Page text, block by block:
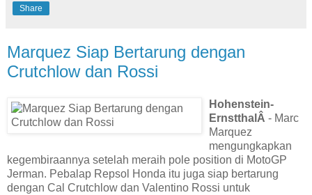
Share
Marquez Siap Bertarung dengan
Crutchlow dan Rossi
Hohenstein-
ErnstthalÂ - Marc
Marquez
mengungkapkan
kegembiraannya setelah meraih pole position di MotoGP
Jerman. Pebalap Repsol Honda itu juga siap bertarung
dengan Cal Crutchlow dan Valentino Rossi untuk